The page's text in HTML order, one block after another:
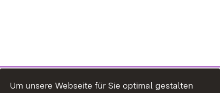
Um unsere Webseite für Sie optimal gestalten